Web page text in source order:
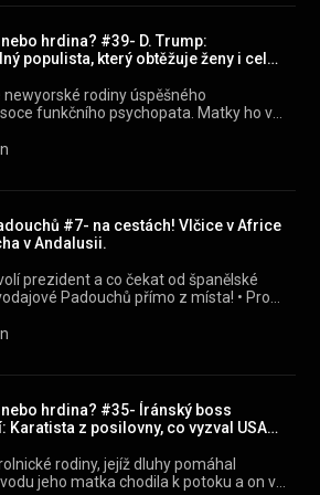
Antoinetta izraelské politiky?
hrdina? #39- D. Trump:
populista, který obtěžuje ženy i celou
newyorské rodiny úspěšného
funkčního psychopata. Matky ho v
ho poslali na vojenskou školu, kde na
Gottwaldova a čelí desítkám
deliktům. Miluje pozornost a umí
diktátory a jeho příznivci
Kapitol. Toto je příběh amerického
a ex-prezidenta Donalda Trumpa, který
i laxním přístupem k pravdě a touží se
#7- na cestách! Vlčice v Africe
v Andalusii.
Padouchů přímo z místa! •⁠ ⁠Proč
•⁠ ⁠Jak Donald Trump
nebo hrdina? #35- Íránský boss
Karatista z posilovny, co vyzval USA
rodiny, jejíž dluhy pomáhal
jeho matka chodila k potoku a on ve